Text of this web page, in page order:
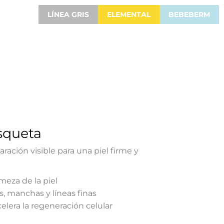
LÍNEA GRIS ELEMENTAL BEBEBERM
visible para una piel firme y
de la piel
manchas y líneas finas
la regeneración celular